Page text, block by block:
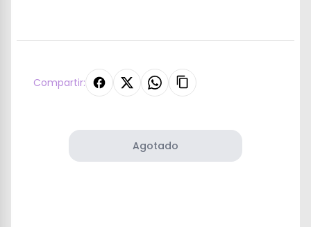
Compartir:
Agotado